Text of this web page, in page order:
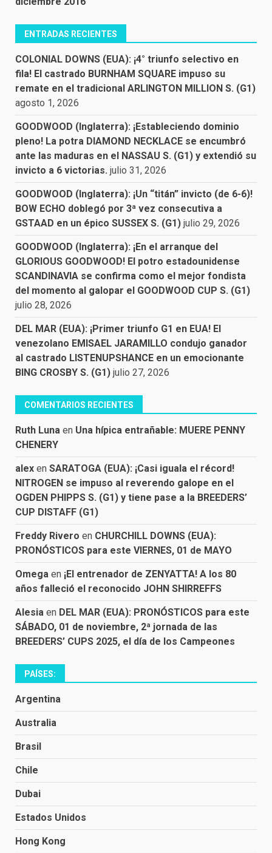
ENTRADAS RECIENTES
COLONIAL DOWNS (EUA): ¡4° triunfo selectivo en
fila! El castrado BURNHAM SQUARE impuso su
remate en el tradicional ARLINGTON MILLION S. (G1)
agosto 1, 2026
GOODWOOD (Inglaterra): ¡Estableciendo dominio
pleno! La potra DIAMOND NECKLACE se encumbró
ante las maduras en el NASSAU S. (G1) y extendió su
invicto a 6 victorias. julio 31, 2026
GOODWOOD (Inglaterra): ¡Un “titán” invicto (de 6-6)!
BOW ECHO doblegó por 3ª vez consecutiva a
GSTAAD en un épico SUSSEX S. (G1) julio 29, 2026
GOODWOOD (Inglaterra): ¡En el arranque del
GLORIOUS GOODWOOD! El potro estadounidense
SCANDINAVIA se confirma como el mejor fondista
del momento al galopar el GOODWOOD CUP S. (G1)
julio 28, 2026
DEL MAR (EUA): ¡Primer triunfo G1 en EUA! El
venezolano EMISAEL JARAMILLO condujo ganador
al castrado LISTENUPSHANCE en un emocionante
BING CROSBY S. (G1) julio 27, 2026
COMENTARIOS RECIENTES
Ruth Luna en Una hípica entrañable: MUERE PENNY
CHENERY
alex en SARATOGA (EUA): ¡Casi iguala el récord!
NITROGEN se impuso al reverendo galope en el
OGDEN PHIPPS S. (G1) y tiene pase a la BREEDERS’
CUP DISTAFF (G1)
Freddy Rivero en CHURCHILL DOWNS (EUA):
PRONÓSTICOS para este VIERNES, 01 de MAYO
Omega en ¡El entrenador de ZENYATTA! A los 80
años falleció el reconocido JOHN SHIRREFFS
Alesia en DEL MAR (EUA): PRONÓSTICOS para este
SÁBADO, 01 de noviembre, 2ª jornada de las
BREEDERS’ CUPS 2025, el día de los Campeones
PAÍSES:
Argentina
Australia
Brasil
Chile
Dubai
Estados Unidos
Hong Kong